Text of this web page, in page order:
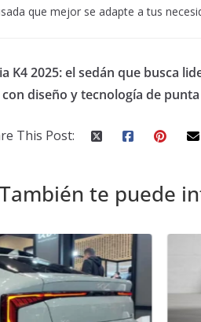
que mejor se adapte a tus
K4 2025: el sedán que busca
diseño y tecnología de punta
This Post:
También te puede